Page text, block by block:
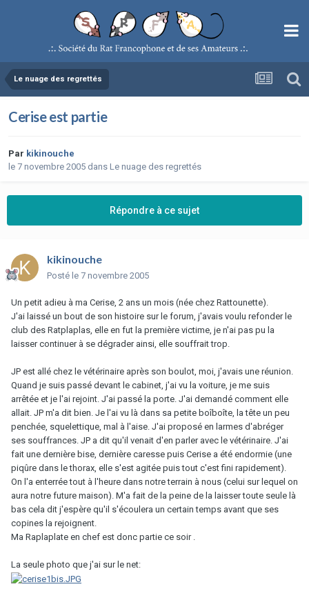
Le nuage des regrettés
Cerise est partie
Par kikinouche
le 7 novembre 2005 dans Le nuage des regrettés
Répondre à ce sujet
kikinouche
Posté le 7 novembre 2005
Un petit adieu à ma Cerise, 2 ans un mois (née chez Rattounette).
J'ai laissé un bout de son histoire sur le forum, j'avais voulu refonder le
club des Ratplaplas, elle en fut la première victime, je n'ai pas pu la
laisser continuer à se dégrader ainsi, elle souffrait trop.
JP est allé chez le vétérinaire après son boulot, moi, j'avais une réunion.
Quand je suis passé devant le cabinet, j'ai vu la voiture, je me suis
arrêtée et je l'ai rejoint. J'ai passé la porte. J'ai demandé comment elle
allait. JP m'a dit bien. Je l'ai vu là dans sa petite boîboîte, la tête un peu
penchée, squelettique, mal à l'aise. J'ai proposé en larmes d'abréger
ses souffrances. JP a dit qu'il venait d'en parler avec le vétérinaire. J'ai
fait une dernière bise, dernière caresse puis Cerise a été endormie (une
piqûre dans le thorax, elle s'est agitée puis tout c'est fini rapidement).
On l'a enterrée tout à l'heure dans notre terrain à nous (celui sur lequel on
aura notre future maison). M'a fait de la peine de la laisser toute seule là
bas cela dit j'espère qu'il s'écoulera un certain temps avant que ses
copines la rejoignent.
Ma Raplaplate en chef est donc partie ce soir .
La seule photo que j'ai sur le net: